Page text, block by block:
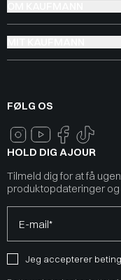
FØLG OS
HOLD DIG AJOUR
Tilmeld dig for at få
produktopdateringer
E-mail*
Jeg accepterer